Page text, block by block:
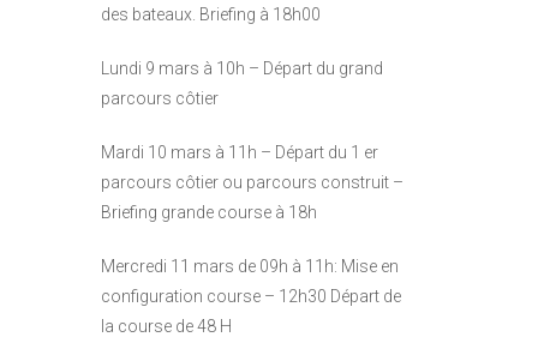
des bateaux. Briefing à 18h00
Lundi 9 mars à 10h – Départ du grand
parcours côtier
Mardi 10 mars à 11h – Départ du 1 er
parcours côtier ou parcours construit –
Briefing grande course à 18h
Mercredi 11 mars de 09h à 11h: Mise en
configuration course – 12h30 Départ de
la course de 48 H